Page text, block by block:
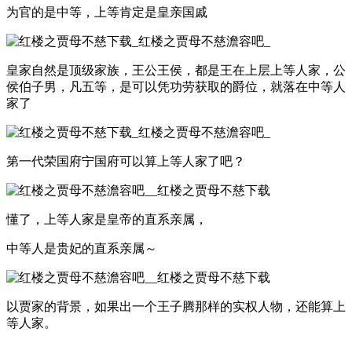
为官的是中等，上等肯定是皇亲国戚
皇家自然是顶级家族，王公王侯，都是王在上层上等人家，公
侯伯子男，凡五等，是可以凭功劳获取的爵位，就落在中等人
家了
第一代荣国府宁国府可以算上等人家了吧？
懂了，上等人家是皇帝的直系亲属，
中等人是贵妃的直系亲属～
以贾家的背景，如果出一个王子腾那样的实权人物，还能算上
等人家。